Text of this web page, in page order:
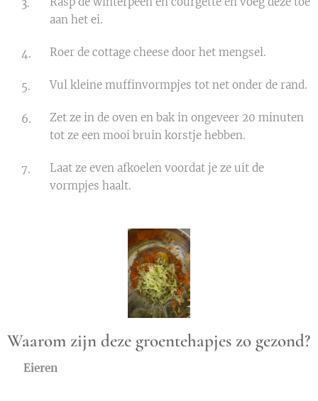
aan het ei.
Roer de cottage cheese door het mengsel.
Vul kleine muffinvormpjes tot net onder de rand.
Zet ze in de oven en bak in ongeveer 20 minuten
tot ze een mooi bruin korstje hebben.
Laat ze even afkoelen voordat je ze uit de
vormpjes haalt.
Waarom zijn deze groentehapjes zo gezond?
Eieren